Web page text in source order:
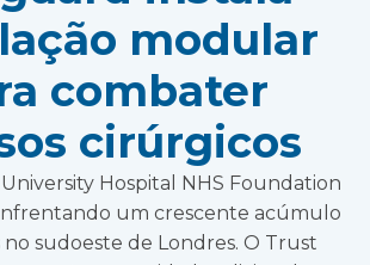
modular
combater
cirúrgicos
Hospital NHS Foundation
um crescente acúmulo
sudoeste de Londres. O Trust